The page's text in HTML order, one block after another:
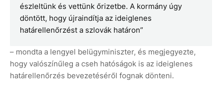
észleltünk és vettünk őrizetbe. A kormány úgy
döntött, hogy újraindítja az ideiglenes
határellenőrzést a szlovák határon”
– mondta a lengyel belügyminiszter, és megjegyezte,
hogy valószínűleg a cseh hatóságok is az ideiglenes
határellenőrzés bevezetéséről fognak dönteni.